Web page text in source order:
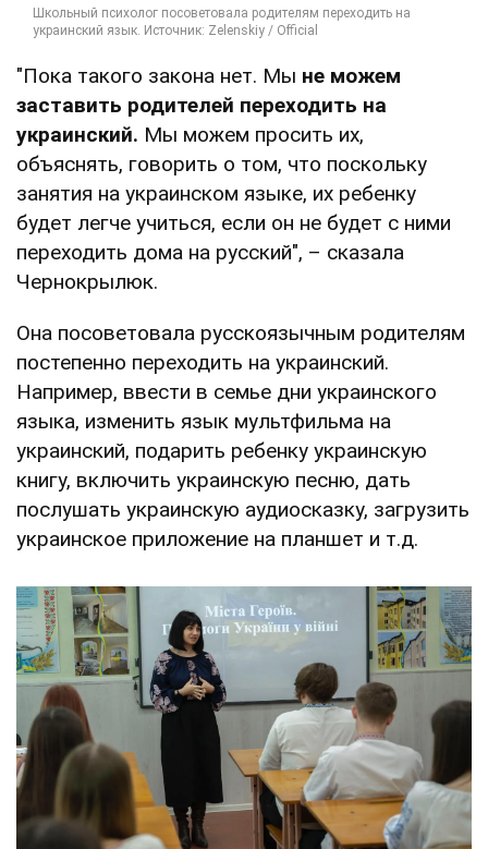
"Пока такого закона нет. Мы не можем
заставить родителей переходить на
украинский. Мы можем просить их,
объяснять, говорить о том, что поскольку
занятия на украинском языке, их ребенку
будет легче учиться, если он не будет с ними
переходить дома на русский", – сказала
Чернокрылюк.
Она посоветовала русскоязычным родителям
постепенно переходить на украинский.
Например, ввести в семье дни украинского
языка, изменить язык мультфильма на
украинский, подарить ребенку украинскую
книгу, включить украинскую песню, дать
послушать украинскую аудиосказку, загрузить
украинское приложение на планшет и т.д.